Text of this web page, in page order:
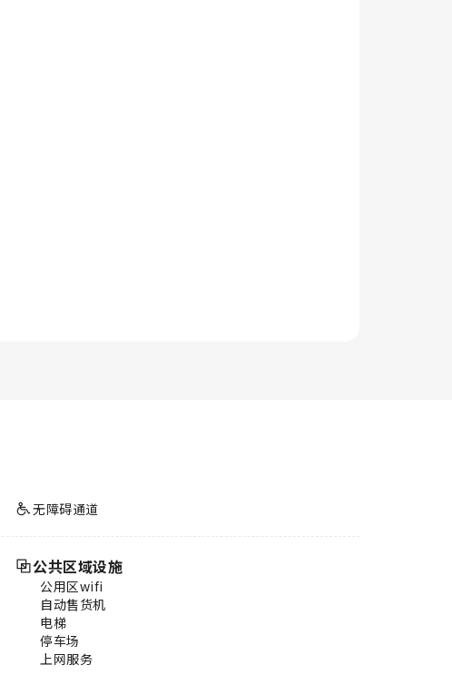
无障碍通道
公共区域设施
公用区wifi
自动售货机
电梯
停车场
上网服务